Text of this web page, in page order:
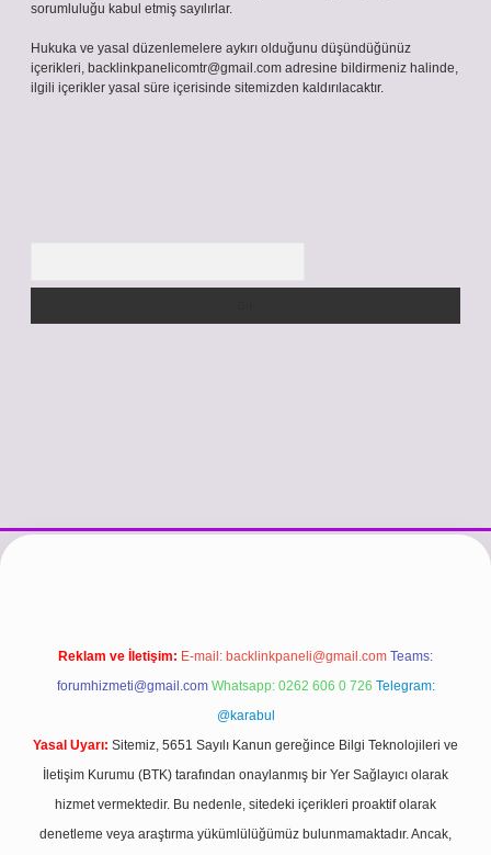
sorumluluğu kabul etmiş sayılırlar.
Hukuka ve yasal düzenlemelere aykırı olduğunu düşündüğünüz
içerikleri, backlinkpanelicomtr@gmail.com adresine bildirmeniz halinde,
ilgili içerikler yasal süre içerisinde sitemizden kaldırılacaktır.
girişhttps://www.betexper.xyz/betci.cobetci giriş
Reklam ve İletişim: E-mail: backlinkpaneli@gmail.com Teams:
forumhizmeti@gmail.com Whatsapp: 0262 606 0 726 Telegram:
@karabul
Yasal Uyarı: Sitemiz, 5651 Sayılı Kanun gereğince Bilgi Teknolojileri ve
İletişim Kurumu (BTK) tarafından onaylanmış bir Yer Sağlayıcı olarak
hizmet vermektedir. Bu nedenle, sitedeki içerikleri proaktif olarak
denetleme veya araştırma yükümlülüğümüz bulunmamaktadır. Ancak,